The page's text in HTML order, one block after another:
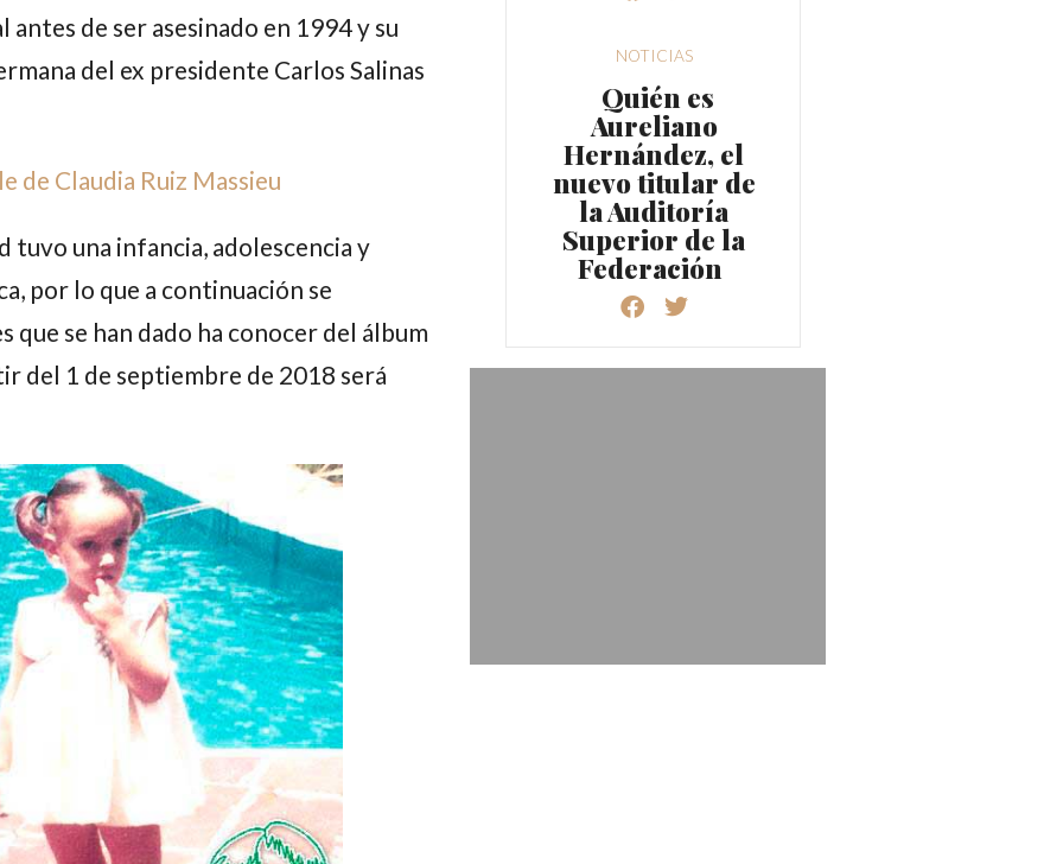
de ser asesinado en 1994 y su
del ex presidente Carlos Salinas
de Claudia Ruiz Massieu
tuvo una infancia, adolescencia y
por lo que a continuación se
que se han dado ha conocer del álbum
del 1 de septiembre de 2018 será
NOTICIAS
Quién es
Aureliano
Hernández, el
nuevo titular de
la Auditoría
Superior de la
Federación